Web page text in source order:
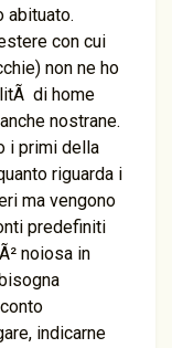
abituato.
con cui
non ne ho
di home
nostrane.
i primi della
riguarda i
ma vengono
predefiniti
noiosa in
indicarne